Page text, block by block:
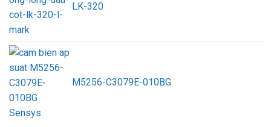
LK-320
M5256-C3079E-010BG